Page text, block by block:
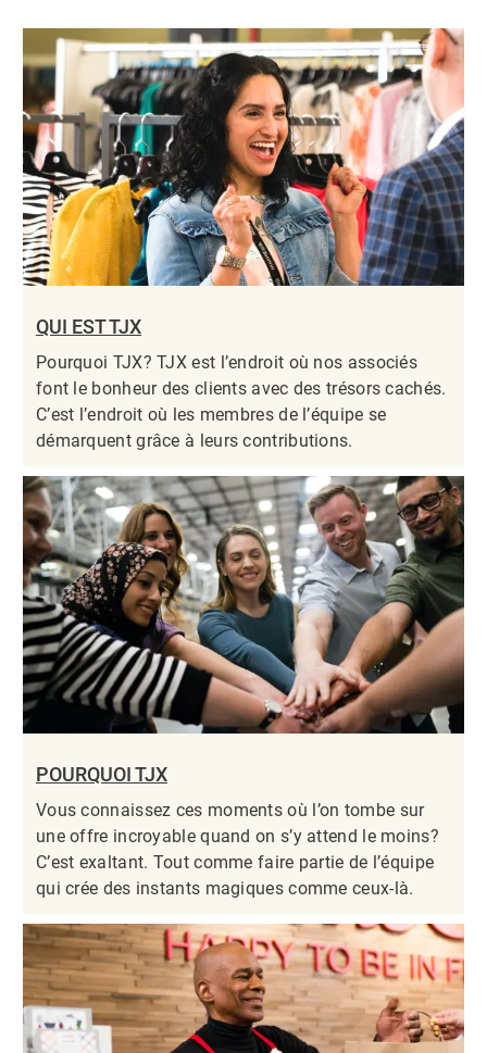
QUI EST TJX
Pourquoi TJX? TJX est l’endroit où nos associés
font le bonheur des clients avec des trésors cachés.
C’est l’endroit où les membres de l’équipe se
démarquent grâce à leurs contributions.​​​​​​​
POURQUOI TJX
Vous connaissez ces moments où l’on tombe sur
une offre incroyable quand on s’y attend le moins?
C’est exaltant. Tout comme faire partie de l’équipe
qui crée des instants magiques comme ceux-là.​​​​​​​